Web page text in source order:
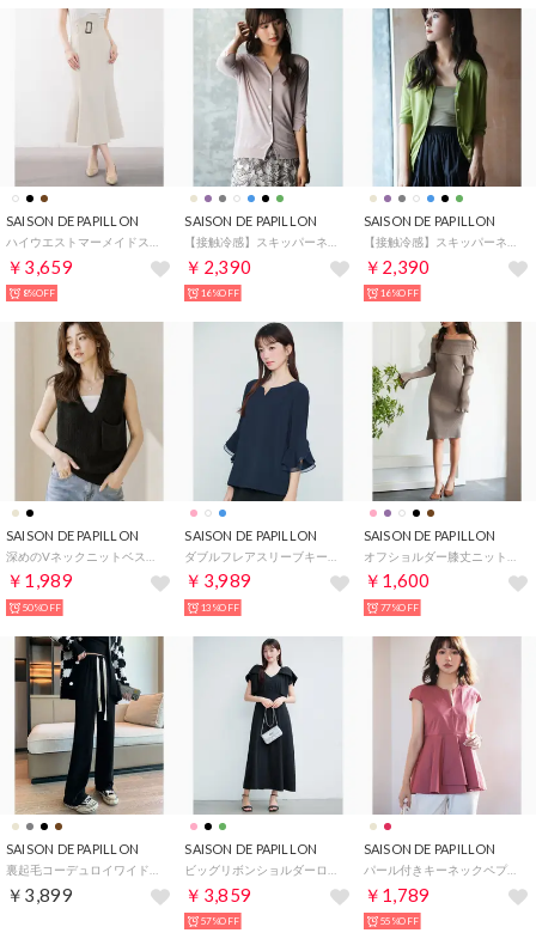
SAISON DE PAPILLON
￥3,659
8%OFF
SAISON DE PAPILLON
￥2,390
16%OFF
SAISON DE PAPILLON
￥2,390
16%OFF
SAISON DE PAPILLON
￥1,989
50%OFF
SAISON DE PAPILLON
￥3,989
13%OFF
SAISON DE PAPILLON
￥1,600
77%OFF
SAISON DE PAPILLON
￥3,899
SAISON DE PAPILLON
￥3,859
57%OFF
SAISON DE PAPILLON
パール付きキーネックペプラムブラウス （レンガ）
￥1,789
55%OFF